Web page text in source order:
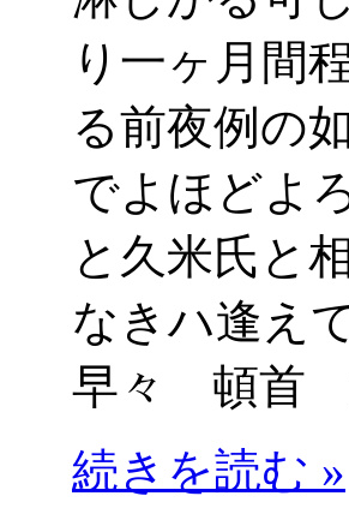
り一ヶ月間
る前夜例の
でよほどよ
と久米氏と
なきハ逢え
早々 頓首
続きを読む »